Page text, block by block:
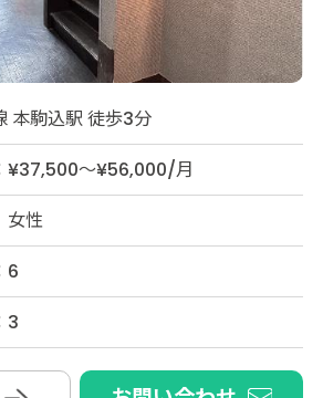
本駒込駅 徒歩3分
¥37,500～¥56,000/月
性
6
3